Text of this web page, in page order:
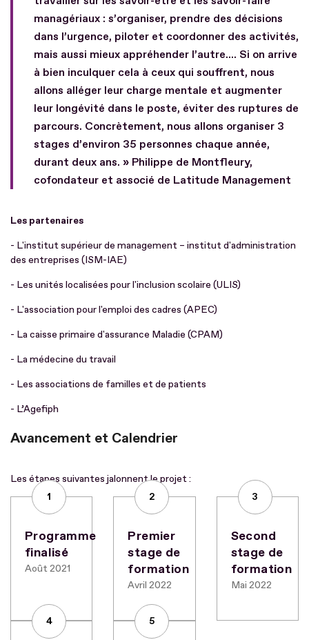
managériaux : s’organiser, prendre des décisions
dans l’urgence, piloter et coordonner des activités,
mais aussi mieux appréhender l’autre.... Si on arrive
à bien inculquer cela à ceux qui souffrent, nous
allons alléger leur charge mentale et augmenter
leur longévité dans le poste, éviter des ruptures de
parcours. Concrètement, nous allons organiser 3
stages d’environ 35 personnes chaque année,
durant deux ans. » Philippe de Montfleury,
cofondateur et associé de Latitude Management
Les partenaires
- L'institut supérieur de management – institut d'administration
des entreprises (ISM-IAE)
- Les unités localisées pour l'inclusion scolaire (ULIS)
- L'association pour l'emploi des cadres (APEC)
- La caisse primaire d'assurance Maladie (CPAM)
- La médecine du travail
- Les associations de familles et de patients
- L’Agefiph
Avancement et Calendrier
Les étapes suivantes jalonnent le projet :
1
Programme
finalisé
Août 2021
2
Premier
stage de
formation
Avril 2022
3
Second
stage de
formation
Mai 2022
4 5